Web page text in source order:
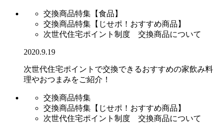
交換商品特集【食品】
交換商品特集【じせポ！おすすめ商品】
次世代住宅ポイント制度 交換商品について
2020.9.19
次世代住宅ポイントで交換できるおすすめの家飲み料
理やおつまみをご紹介！
交換商品特集
交換商品特集【じせポ！おすすめ商品】
次世代住宅ポイント制度 交換商品について